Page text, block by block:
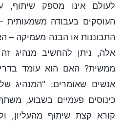
לעולם אינו מספק שיתוף,
העוסקים בעבודה משמעותית
התבוננות או הבנה מעמיקה –
אלה, ניתן להחשיב מנהיג
ממשית? האם הוא עומד
אנשים שאומרים: "המנהיג
כינוסים פעמיים בשבוע,
קורא קצת שיתוף מהעליון,